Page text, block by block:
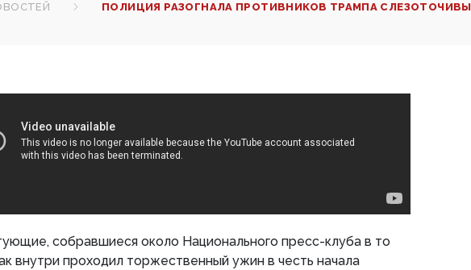
ПОЛИЦИЯ РАЗОГНАЛА ПРОТИВНИКОВ ТРАМПА
собравшиеся около Национального пресс-клуба в то
внутри проходил торжественный ужин в честь начала